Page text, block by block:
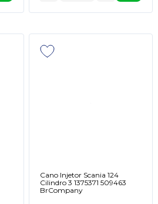
Cano Injetor Scania 124
Cilindro 3 1375371 509463
BrCompany